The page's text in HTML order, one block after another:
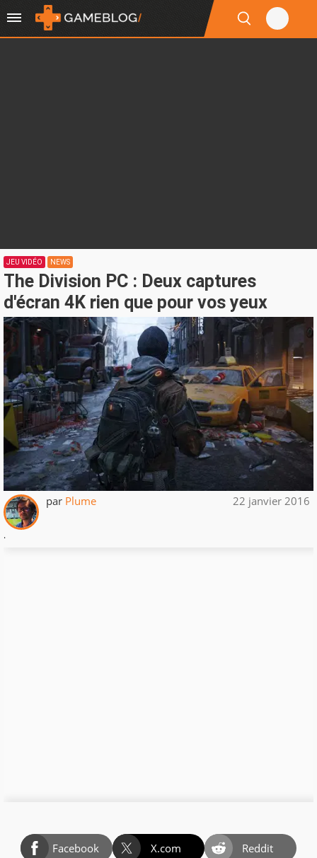
JEU VIDÉO NEWS
The Division PC : Deux captures
d'écran 4K rien que pour vos yeux
par Plume 22 janvier 2016
.
Facebook X.com
Reddit